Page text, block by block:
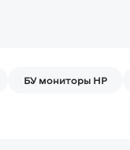
БУ мониторы HP